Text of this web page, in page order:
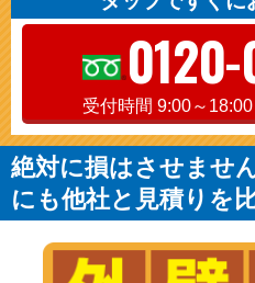
受付時間 9:00～18:00
絶対に損はさせませ
にも他社と見積りを